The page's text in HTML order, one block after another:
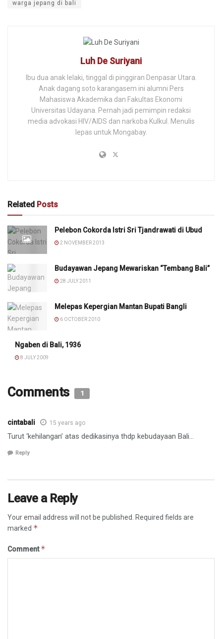
warga jepang di bali
Luh De Suriyani
Ibu dua anak lelaki, tinggal di pinggiran Denpasar Utara.
Anak dagang soto karangasem ini alumni Pers
Mahasiswa Akademika dan Fakultas Ekonomi
Universitas Udayana. Pernah jadi pemimpin redaksi
media advokasi HIV/AIDS dan narkoba Kulkul. Menulis
lepas untuk Mongabay.
Related Posts
Pelebon Cokorda Istri Sri Tjandrawati di Ubud
2 NOVEMBER 2013
Budayawan Jepang Mewariskan “Tembang Bali”
28 JULY 2011
Melepas Kepergian Mantan Bupati Bangli
6 OCTOBER 2010
Ngaben di Bali, 1936
8 JULY 2009
Comments 1
cintabali 15 years ago
Turut ‘kehilangan’ atas dedikasinya thdp kebudayaan Bali…
Reply
Leave a Reply
Your email address will not be published.
Required fields are
marked *
Comment*